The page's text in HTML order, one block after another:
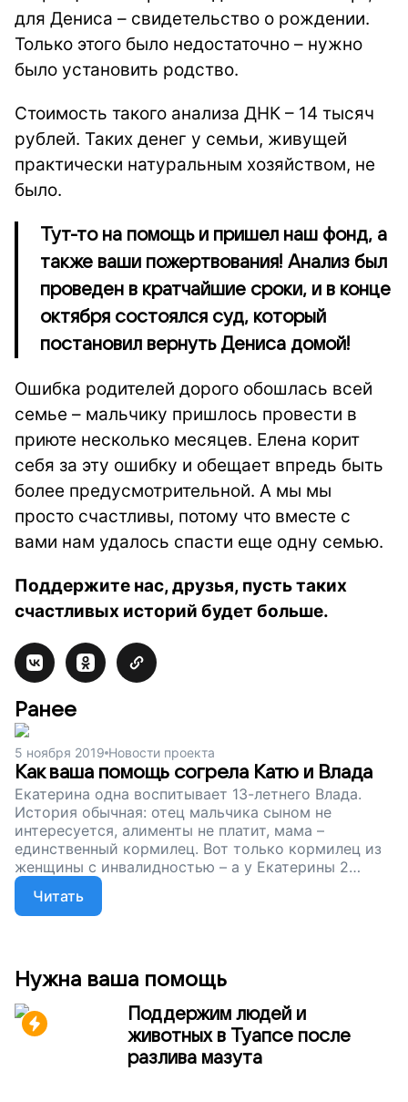
для Дениса – свидетельство о рождении.
Только этого было недостаточно – нужно
было установить родство.
Стоимость такого анализа ДНК – 14 тысяч
рублей. Таких денег у семьи, живущей
практически натуральным хозяйством, не
было.
Тут-то на помощь и пришел наш фонд, а
также ваши пожертвования! Анализ был
проведен в кратчайшие сроки, и в конце
октября состоялся суд, который
постановил вернуть Дениса домой!
Ошибка родителей дорого обошлась всей
семье – мальчику пришлось провести в
приюте несколько месяцев. Елена корит
себя за эту ошибку и обещает впредь быть
более предусмотрительной. А мы мы
просто счастливы, потому что вместе с
вами нам удалось спасти еще одну семью.
Поддержите нас, друзья, пусть таких
счастливых историй будет больше.
Ранее
5 ноября 2019 Новости проекта
Как ваша помощь согрела Катю и Влада
Екатерина одна воспитывает 13-летнего Влада.
История обычная: отец мальчика сыном не
интересуется, алименты не платит, мама –
единственный кормилец. Вот только кормилец из
женщины с инвалидностью – а у Екатерины 2
группа и передвигается она в инвалидной коляске
– не очень-то успешный...
Читать
Нужна ваша помощь
Поддержим людей и
животных в Туапсе после
разлива мазута